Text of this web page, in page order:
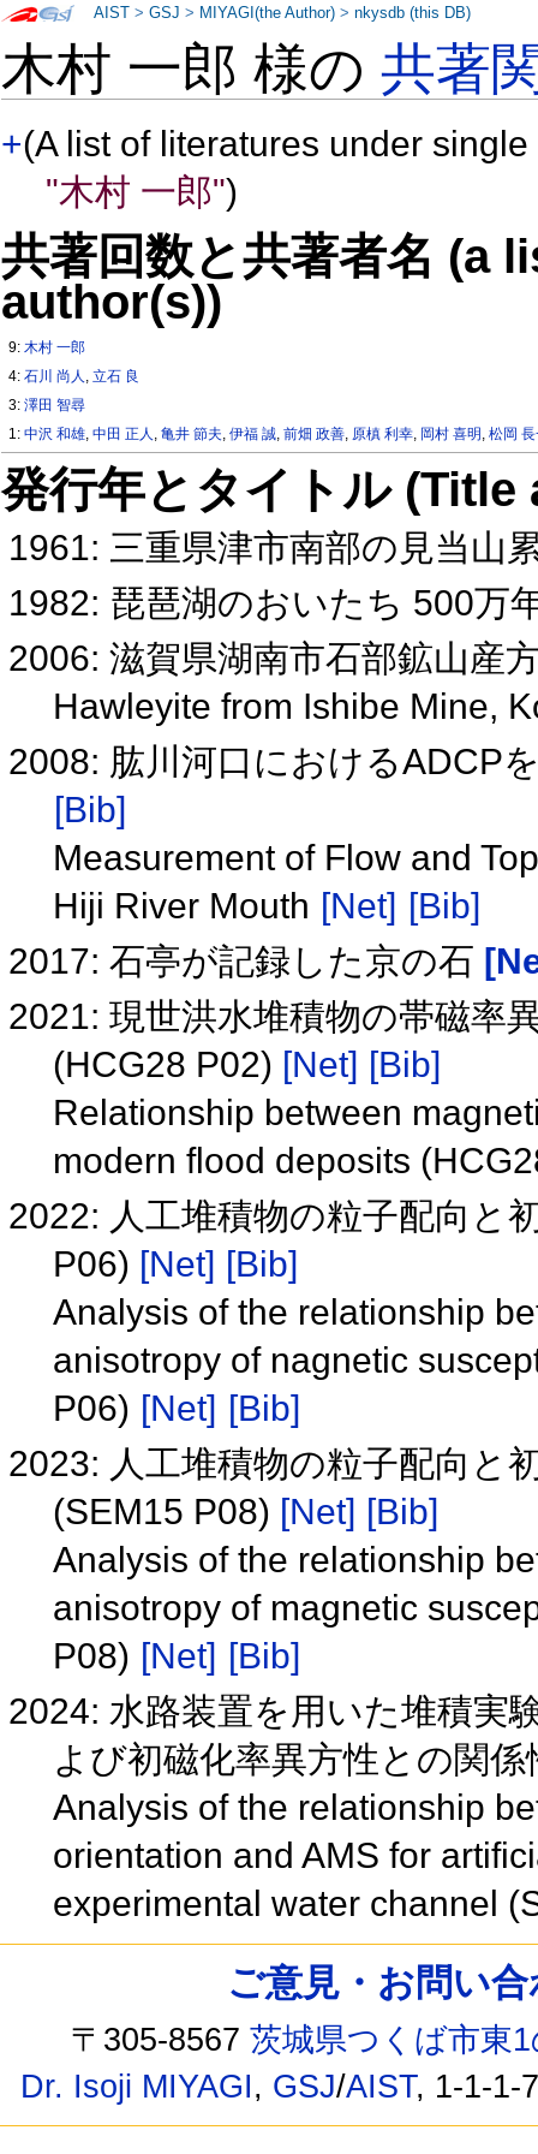
木村 一郎 様の共著
+(A list of literatures under
"木村 一郎")
共著回数と共著者名 (a
author(s))
9:木村 一郎
4:石川 尚人 ,立石 良
3:澤田 智尋
1:中沢 和雄,中田 正人 ,亀井 節夫,伊福 誠,前畑 政善, 原槙 利幸, 岡村 喜明 ,松岡
発行年とタイトル
1961: 三重県津市南部の見当山
1982: 琵琶湖のおいたち 500万
2006: 滋賀県湖南市石部鉱山産
Hawleyite from Ishibe Mine,
2008: 肱川河口におけるADCP
[Bib]
Measurement of Flow and
Hiji River Mouth [Net] [Bib]
2017: 石亭が記録した京の石
2021: 現世洪水堆積物の帯磁率
(HCG28 P02) [Net] [Bib]
Relationship between
modern flood deposits
2022: 人工堆積物の粒子配向と
P06) [Net] [Bib]
Analysis of the relationship
anisotropy of nagnetic
P06) [Net] [Bib]
2023: 人工堆積物の粒子配向と
(SEM15 P08) [Net] [Bib]
Analysis of the relationship
anisotropy of magnetic
P08) [Net] [Bib]
2024: 水路装置を用いた堆積実
よび初磁化率異方性との関
Analysis of the relationship
orientation and AMS for
experimental water channel
AIST >GSJ > MIYAGI(the Author) >nkysdb (this DB)
ご意見・お問い
〒305-8567茨城県つくば市東
Dr. Isoji MIYAGI, GSJ/AIST, 1-1-1-